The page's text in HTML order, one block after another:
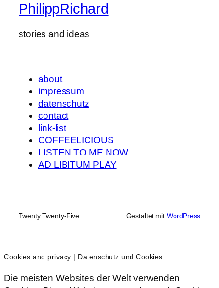
PhilippRichard
stories and ideas
about
impressum
datenschutz
contact
link-list
COFFEELICIOUS
LISTEN TO ME NOW
AD LIBITUM PLAY
Twenty Twenty-Five Gestaltet mit WordPress
Cookies and privacy | Datenschutz und Cookies
Die meisten Websites der Welt verwenden